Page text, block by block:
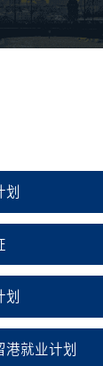
划
划
港就业计划